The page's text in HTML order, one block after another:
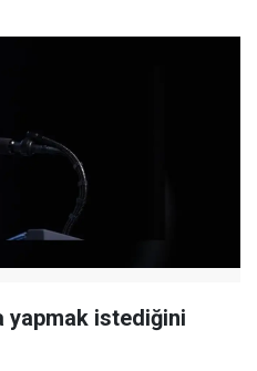
yapmak istediğini